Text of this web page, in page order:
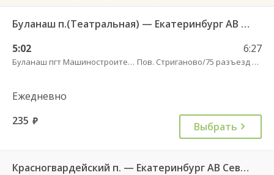
Буланаш п.(Театральная) — Екатеринбург АВ Северный 523
5:02
Буланаш пгт Машиностроителей
6:27
Пов. Стриганово/75 разъезд трасса
Ежедневно
235 руб. Выбрать
Красногвардейский п. — Екатеринбург АВ Северный 997